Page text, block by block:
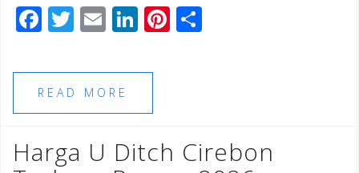
F
c
e
b
o
T
tt
e
r
E
ai
l
Li
k
dI
n
Pi
st
READ MORE
Harga U Ditch Cirebon